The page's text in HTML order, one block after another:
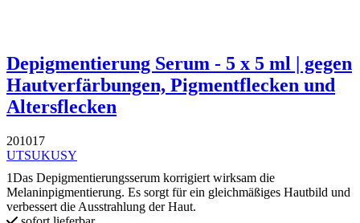
Depigmentierung Serum - 5 x 5 ml | gegen
Hautverfärbungen, Pigmentflecken und
Altersflecken
201017
UTSUKUSY
1Das Depigmentierungsserum korrigiert wirksam die
Melaninpigmentierung. Es sorgt für ein gleichmäßiges Hautbild und
verbessert die Ausstrahlung der Haut.